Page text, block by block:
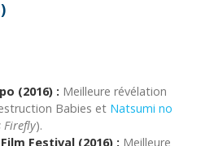
(2016) : Meilleure révélation
Babies et Natsumi no
Firefly).
Festival (2016) : Meilleure